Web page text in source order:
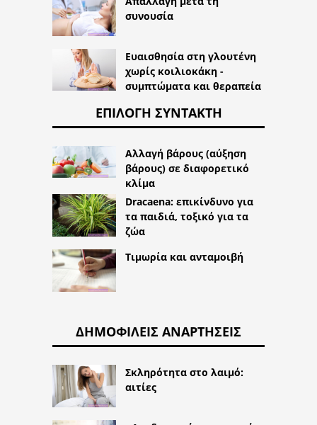
συνουσία
Ευαισθησία στη γλουτένη
χωρίς κοιλιοκάκη -
συμπτώματα και θεραπεία
ΕΠΙΛΟΓΉ ΣΥΝΤΆΚΤΗ
Αλλαγή βάρους (αύξηση
βάρους) σε διαφορετικό
κλίμα
Dracaena: επικίνδυνο για
τα παιδιά, τοξικό για τα
ζώα
Τιμωρία και ανταμοιβή
ΔΗΜΟΦΙΛΕΊΣ ΑΝΑΡΤΉΣΕΙΣ
Σκληρότητα στο λαιμό:
αιτίες